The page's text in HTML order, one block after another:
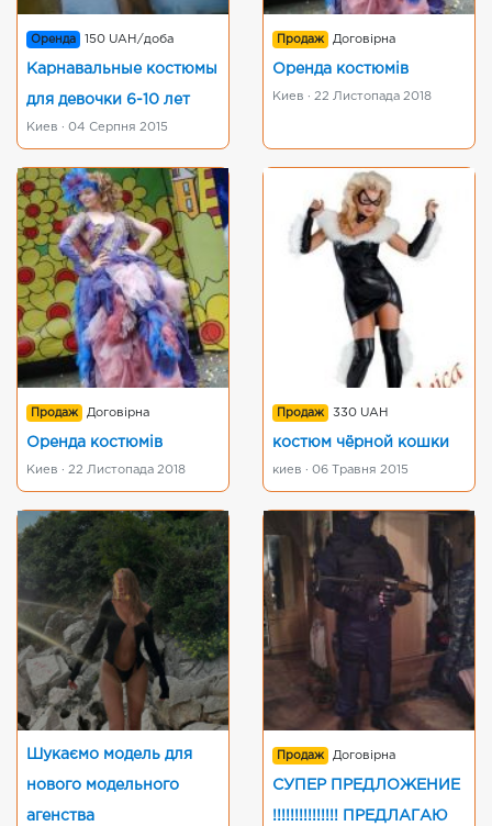
Оренда 150 UAH/доба
Карнавальные костюмы
для девочки 6-10 лет
Киев · 04 Серпня 2015
Продаж Договірна
Оренда костюмів
Киев · 22 Листопада 2018
Продаж Договірна
Оренда костюмів
Киев · 22 Листопада 2018
Продаж 330 UAH
костюм чёрной кошки
киев · 06 Травня 2015
Шукаємо модель для
нового модельного
агенства
Продаж Договірна
СУПЕР ПРЕДЛОЖЕНИЕ
!!!!!!!!!!!!!!! ПРЕДЛАГАЮ